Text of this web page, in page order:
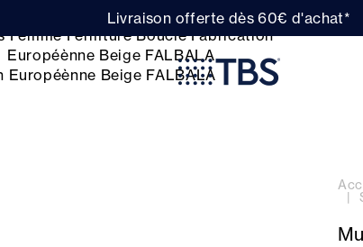
Livraison offerte dès 60€ d'achat*